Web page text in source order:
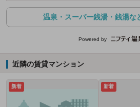
温泉・スーパー銭湯・銭湯な
Powered by
近隣の賃貸マンション
新着 新着